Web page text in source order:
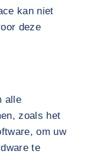
kan niet
deze
alle
zoals het
om uw
te